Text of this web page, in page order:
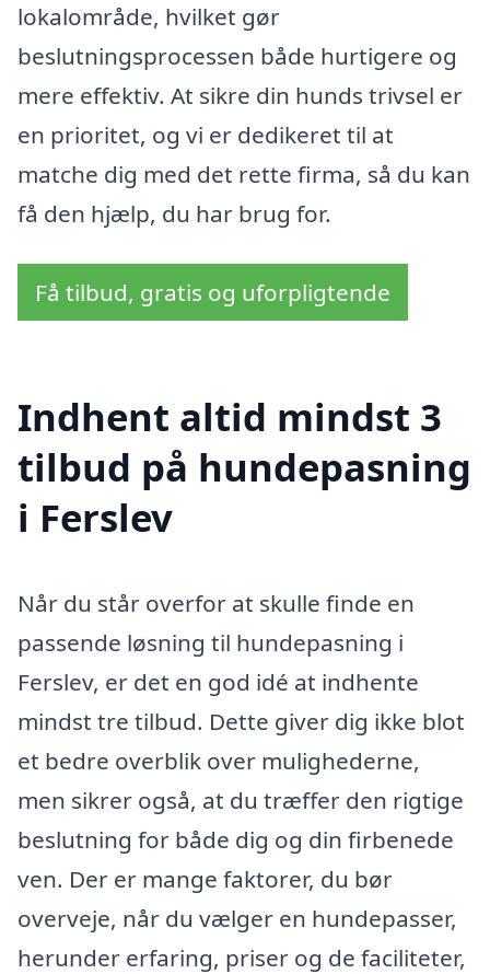
lokalområde, hvilket gør
beslutningsprocessen både hurtigere og
mere effektiv. At sikre din hunds trivsel er
en prioritet, og vi er dedikeret til at
matche dig med det rette firma, så du kan
få den hjælp, du har brug for.
Få tilbud, gratis og uforpligtende
Indhent altid mindst 3
tilbud på hundepasning
i Ferslev
Når du står overfor at skulle finde en
passende løsning til hundepasning i
Ferslev, er det en god idé at indhente
mindst tre tilbud. Dette giver dig ikke blot
et bedre overblik over mulighederne,
men sikrer også, at du træffer den rigtige
beslutning for både dig og din firbenede
ven. Der er mange faktorer, du bør
overveje, når du vælger en hundepasser,
herunder erfaring, priser og de faciliteter,